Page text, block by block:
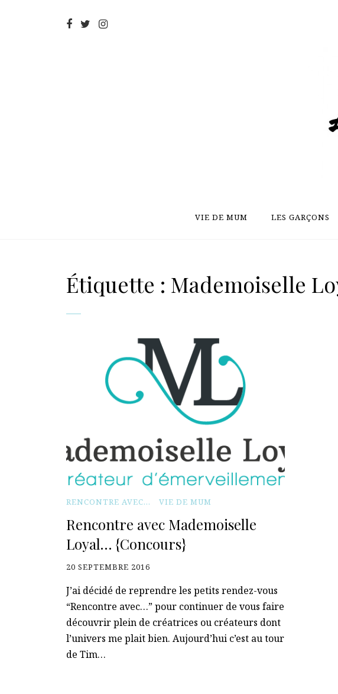
VIE DE MUM LES GARÇONS
Étiquette : Mademoiselle
RENCONTRE AVEC... VIE DE MUM
Rencontre avec Mademoiselle
Loyal… {Concours}
20 SEPTEMBRE 2016
J’ai décidé de reprendre les petits rendez-vous
“Rencontre avec…” pour continuer de vous faire
découvrir plein de créatrices ou créateurs dont
l’univers me plait bien. Aujourd’hui c’est au tour
de Tim…